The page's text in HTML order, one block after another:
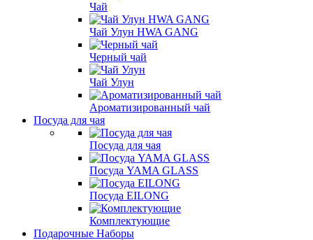
Чай
Чай Улун HWA GANG
Черный чай
Чай Улун
Ароматизированный чай
Посуда для чая
Посуда для чая
Посуда YAMA GLASS
Посуда EILONG
Комплектующие
Подарочные Наборы